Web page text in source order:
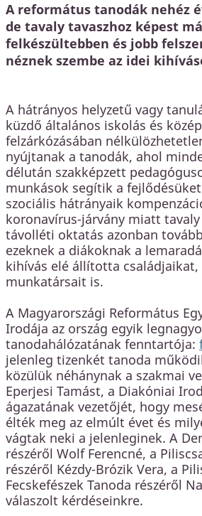
A református tanodák nehéz
de tavaly tavaszhoz képest
felkészültebben és jobb
néznek szembe az idei
A hátrányos helyzetű vagy
küzdő általános iskolás és
felzárkózásában
nyújtanak a tanodák, ahol
délután szakképzett
munkások segítik a
szociális hátrányaik
koronavírus-járvány miatt
távolléti oktatás azonban
ezeknek a diákoknak a
kihívás elé állította családjaikat,
munkatársait is.
A Magyarországi Református
Irodája az ország egyik
tanodahálózatának fenntartója:
jelenleg tizenkét tanoda
közülük néhánynak a szakmai
Eperjesi Tamást, a Diakóniai
ágazatának vezetőjét, hogy
élték meg az elmúlt évet és
vágtak neki a jelenleginek. A
részéről Wolf Ferencné, a
részéről Kézdy-Brózik Vera, a
Fecskefészek Tanoda részéről
válaszolt kérdéseinkre.